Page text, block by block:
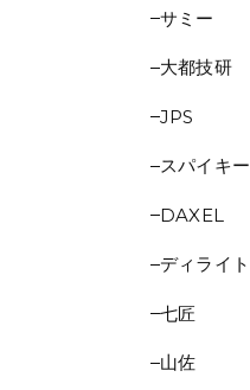
サミー
大都技研
JPS
スパイキー
DAXEL
ディライト
七匠
山佐